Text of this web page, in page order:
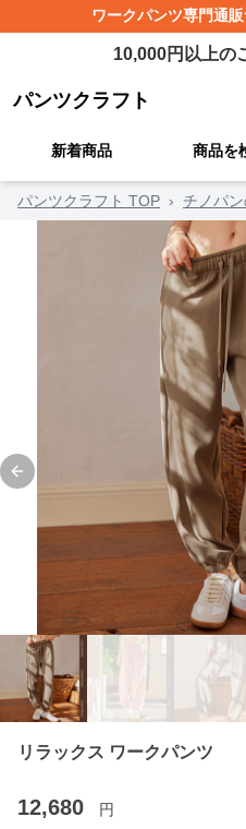
ワークパンツ専門通
10,000円以上の
パンツクラフト
新着商品 商品を
パンツクラフト TOP › チノパ
Previous slide
リラックス ワークパンツ
12,680 円